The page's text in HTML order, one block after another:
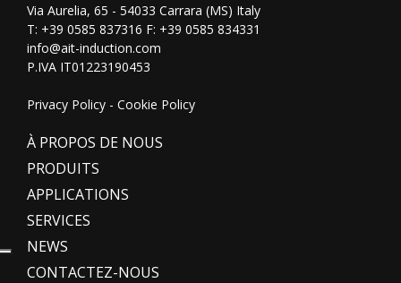
Via Aurelia, 65 - 54033 Carrara (MS) Italy
T: +39 0585 837316 F: +39 0585 834331
info@ait-induction.com
P.IVA IT01223190453
Privacy Policy - Cookie Policy
À PROPOS DE NOUS
PRODUITS
APPLICATIONS
SERVICES
NEWS
CONTACTEZ-NOUS